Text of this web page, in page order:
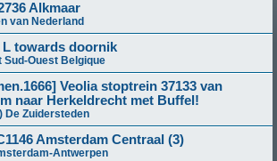
Alkmaar
van Nederland
L towards doornik
Sud-Ouest Belgique
Veolia stoptrein 37133 van
naar Herkeldrecht met Buffel!
De Zuidersteden
Amsterdam Centraal (3)
Antwerpen